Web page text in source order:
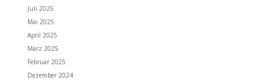
Juli 2025
Mai 2025
April 2025
März 2025
Februar 2025
Dezember 2024